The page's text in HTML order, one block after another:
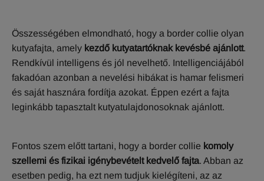
Összességében elmondható, hogy a border collie olyan
kutyafajta, amely kezdő kutyatartóknak kevésbé ajánlott.
Rendkívül intelligens és jól nevelhető. Intelligenciájából
fakadóan azonban a nevelési hibákat is hamar felismeri
és saját hasznára fordítja azokat. Éppen ezért a fajta
leginkább tapasztalt kutyatulajdonosoknak ajánlott.
Fontos szem előtt tartani, hogy a border collie komoly
szellemi és fizikai igénybevételt kedvelő fajta. Abban az
esetben pedig, ha ezt nem tudjuk kielégíteni, az az